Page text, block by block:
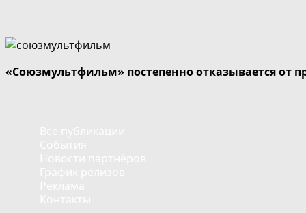
«Союзмультфильм» постепенно отказывается от